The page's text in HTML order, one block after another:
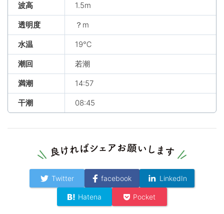
波高 1.5m
透明度 ？m
水温 19℃
潮回 若潮
満潮 14:57
干潮 08:45
Twitter facebook LinkedIn
Hatena Pocket